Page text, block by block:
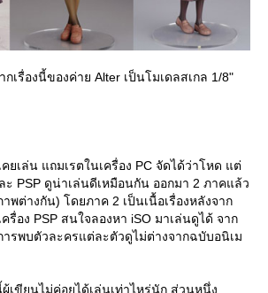
เรื่องนี้ของค่าย Alter เป็นโมเดลสเกล 1/8"
ยเล่น แถมเรตในเครื่อง PC จัดได้ว่าโหด แต่
ะ PSP ดูน่าเล่นดีเหมือนกัน ออกมา 2 ภาคแล้ว
พต่างกัน) โดยภาค 2 เป็นเนื้อเรื่องหลังจาก
รื่อง PSP สนใจลองหา iSO มาเล่นดูได้ จาก
รพบตัวละครแต่ละตัวดูไม่ต่างจากฉบับอนิเม
ขียนไม่ค่อยได้เล่นเท่าไหร่นัก ส่วนหนึ่ง